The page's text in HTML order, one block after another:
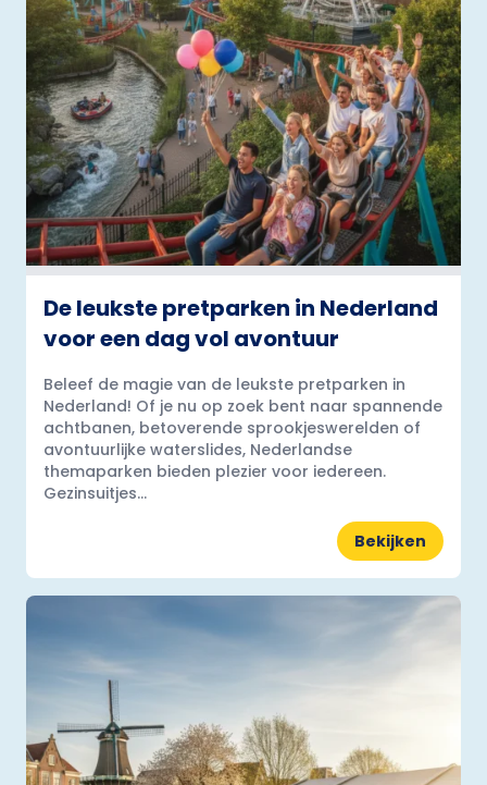
De leukste pretparken in Nederland
voor een dag vol avontuur
Beleef de magie van de leukste pretparken in
Nederland! Of je nu op zoek bent naar spannende
achtbanen, betoverende sprookjeswerelden of
avontuurlijke waterslides, Nederlandse
themaparken bieden plezier voor iedereen.
Gezinsuitjes...
Bekijken